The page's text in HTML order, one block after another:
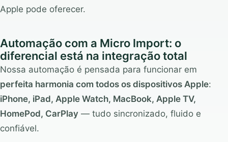
Apple pode oferecer.
Automação com a Micro Import: o
diferencial está na integração total
Nossa automação é pensada para funcionar em
perfeita harmonia com todos os dispositivos Apple:
iPhone, iPad, Apple Watch, MacBook, Apple TV,
HomePod, CarPlay — tudo sincronizado, fluido e
confiável.